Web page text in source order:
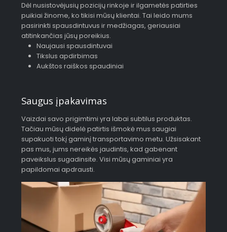
Dėl nusistovėjusių pozicijų rinkoje ir ilgametės patirties
puikiai žinome, ko tikisi mūsų klientai. Tai leido mums
pasirinkti spausdintuvus ir medžiagas, geriausiai
atitinkančias jūsų poreikius.
Naujausi spausdintuvai
Tikslus apdirbimas
Aukštos raiškos spaudiniai
Saugus įpakavimas
Vaizdai savo prigimtimi yra labai subtilus produktas.
Tačiau mūsų didelė patirtis išmokė mus saugiai
supakuoti tokį gaminį transportavimo metu. Užsisakant
pas mus, jums nereikės jaudintis, kad gabenant
paveikslus sugadinsite. Visi mūsų gaminiai yra
papildomai apdrausti.